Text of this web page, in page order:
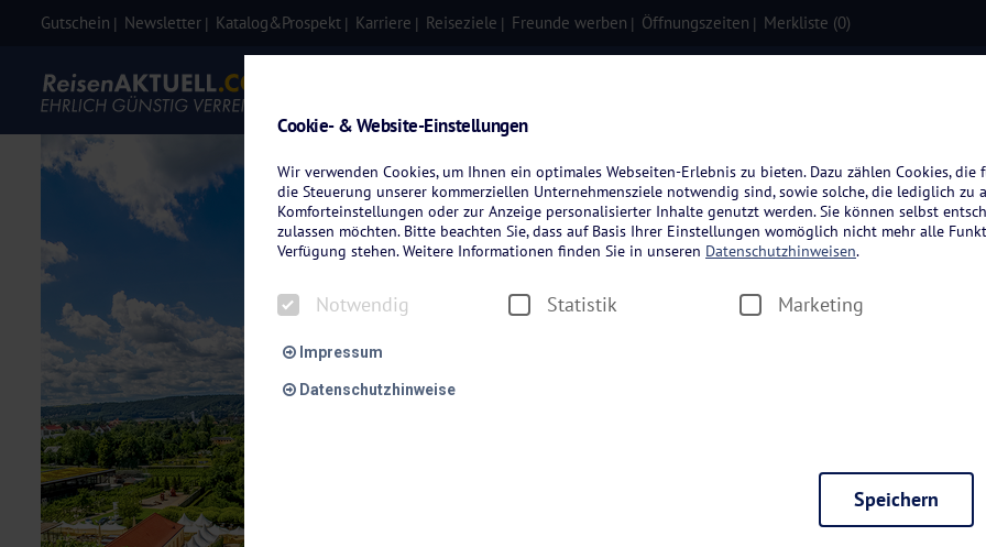
Gutschein Newsletter Katalog&Prospekt Karriere Reiseziele Freunde werben Öffnungszeiten Merkliste (0)
Cookie- & Website-Einstellungen
Wir verwenden Cookies, um Ihnen ein optimales Webseiten-Erlebnis zu bieten. Dazu zählen Cookies,
die Steuerung unserer kommerziellen Unternehmensziele notwendig sind, sowie solche, die lediglich zu
Komforteinstellungen oder zur Anzeige personalisierter Inhalte genutzt werden. Sie können selbst
zulassen möchten. Bitte beachten Sie, dass auf Basis Ihrer Einstellungen womöglich nicht mehr alle
Verfügung stehen. Weitere Informationen finden Sie in unseren Datenschutzhinweisen.
Notwendig Statistik Marketing
Impressum
Datenschutzhinweise
Diese Cookies sind für den Betrieb der Seite unbedingt notwendig und ermöglichen beispielsweise
Speichern